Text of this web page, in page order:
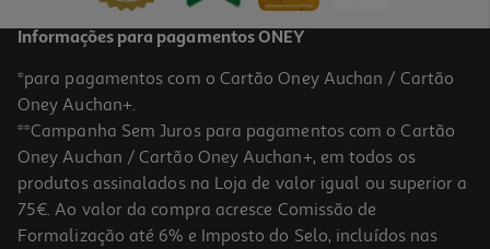
Informações para pagamentos ONEY
*para pagamentos com o Cartão Oney Auchan / Cartão
Oney Auchan+.
**Campanha Sem Juros para pagamentos com o Cartão
Oney Auchan / Cartão Oney Auchan+, em todos os
produtos assinalados na Loja de valor igual ou superior a
75€. Ao valor da compra acresce Comissão de
Formalização até 6% e Imposto do Selo, incluídos nas